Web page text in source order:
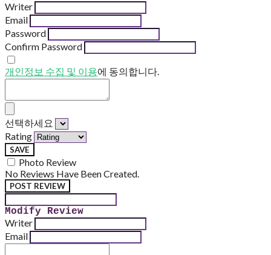
Writer
Email
Password
Confirm Password
개인정보 수집 및 이용에 동의합니다.
선택하세요
Rating
SAVE
Photo Review
No Reviews Have Been Created.
POST REVIEW
Modify Review
Writer
Email